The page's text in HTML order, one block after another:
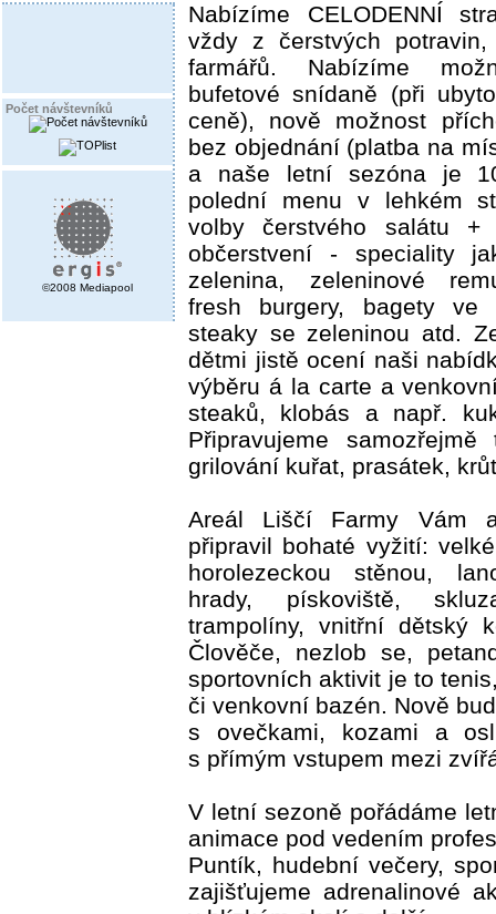
Počet návštevníků
©2008 Mediapool
Nabízíme CELODENNÍ
vždy z čerstvých
farmářů. Nabízíme
bufetové snídaně (při
ceně), nově možnost
bez objednání (platba na
a naše letní sezóna je
polední menu v lehkém
volby čerstvého salátu +
občerstvení - speciality
zelenina, zeleninové
fresh burgery, bagety ve
steaky se zeleninou atd.
dětmi jistě ocení naši
výběru á la carte a
steaků, klobás a např.
Připravujeme samozřejmě
grilování kuřat, prasátek,
Areál Liščí Farmy Vám
připravil bohaté vyžití:
horolezeckou stěnou,
hrady, pískoviště,
trampolíny, vnitřní dětský
Člověče, nezlob se,
sportovních aktivit je to
či venkovní bazén. Nově
s ovečkami, kozami a
s přímým vstupem mezi
V letní sezoně pořádáme
animace pod vedením
Puntík, hudební večery,
zajišťujeme adrenalinové